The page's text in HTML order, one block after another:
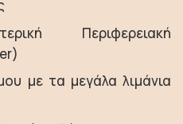
Περιφερειακή
με τα μεγάλα λιμάνια